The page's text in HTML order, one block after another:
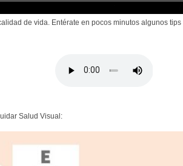
de vida. Entérate en pocos minutos algunos
Salud Visual: